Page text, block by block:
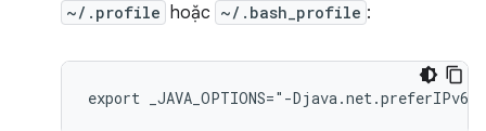
~/.profile hoặc ~/.bash_profile :
export _JAVA_OPTIONS="-